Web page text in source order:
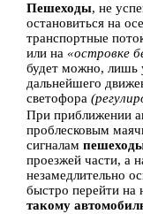
Пешеходы, не
остановиться на
транспортные
или на «островке
будет можно, лишь
дальнейшего
светофора
При приближении
проблесковым
сигналам
проезжей части, а
незамедлительно
быстро перейти на
такому